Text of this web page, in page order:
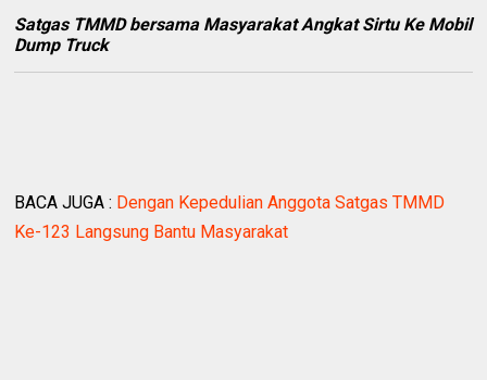
Satgas TMMD bersama Masyarakat Angkat Sirtu Ke Mobil
Dump Truck
BACA JUGA : Dengan Kepedulian Anggota Satgas TMMD
Ke-123 Langsung Bantu Masyarakat